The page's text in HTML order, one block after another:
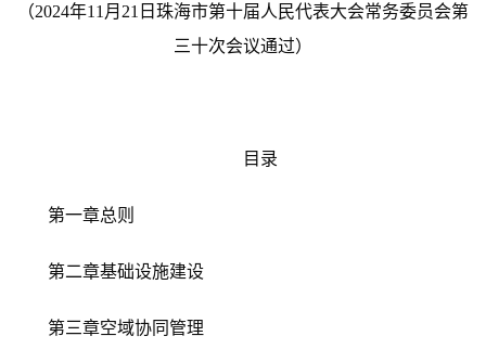
（2024年1 1 月 21 日珠海市第十届人民代表大会常务委员会第
三十次会议通过）
目录
第一章总则
第二章基础设施建设
第三章空域协同管理